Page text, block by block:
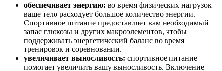
обеспечивает энергию: во время физических нагрузок
ваше тело расходует большое количество энергии.
Спортивное питание предоставляет вам необходимый
запас глюкозы и других макроэлементов, чтобы
поддерживать энергетический баланс во время
тренировок и соревнований.
увеличивает выносливость: спортивное питание
помогает увеличить вашу выносливость. Включение